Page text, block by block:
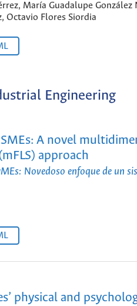
María Guadalupe González
Octavio Flores Siordia
Engineering
A novel
approach
Novedoso enfoque de un
physical and